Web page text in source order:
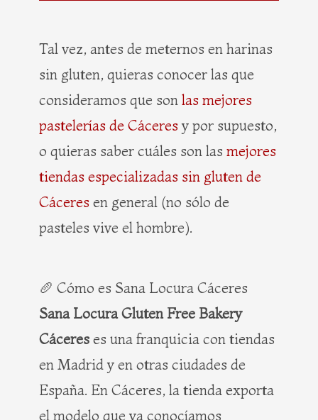
Tal vez, antes de meternos en harinas
sin gluten, quieras conocer las que
consideramos que son las mejores
pastelerías de Cáceres y por supuesto,
o quieras saber cuáles son las mejores
tiendas especializadas sin gluten de
Cáceres en general (no sólo de
pasteles vive el hombre).
🥖 Cómo es Sana Locura Cáceres
Sana Locura Gluten Free Bakery
Cáceres es una franquicia con tiendas
en Madrid y en otras ciudades de
España. En Cáceres, la tienda exporta
el modelo que ya conocíamos